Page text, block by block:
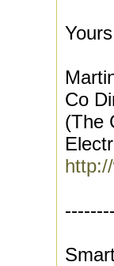
Co
(The
--------